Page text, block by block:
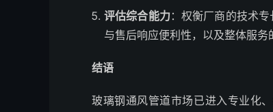
评估综合能力：权衡厂商的技术
与售后响应便利性，以及整体服务
结语
玻璃钢通风管道市场已进入专业化